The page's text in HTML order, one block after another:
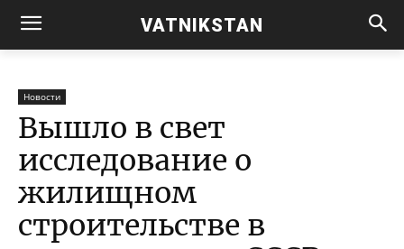
VATNIKSTAN
Новости
Вышло в свет
исследование о
жилищном
строительстве в